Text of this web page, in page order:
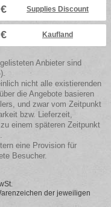
Supplies Discount
Kaufland
Anbieter sind
nicht alle existierenden
die Angebote basieren
und zwar vom Zeitpunkt
bzw. Lieferzeit,
einem späteren Zeitpunkt
eine Provision für
Besucher.
der jeweiligen